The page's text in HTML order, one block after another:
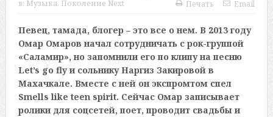
в: Музыка, Поколение Next Печать Email
Певец, тамада, блогер – это все о нем. В 2013 году
Омар Омаров начал сотрудничать с рок-группой
«Саламир», но запомнили его по клипу на песню
Let’s go fly и сольнику Наргиз Закировой в
Махачкале. Вместе с ней он экспромтом спел
Smells like teen spirit. Сейчас Омар записывает
ролики для соцсетей, поет, проводит свадьбы и